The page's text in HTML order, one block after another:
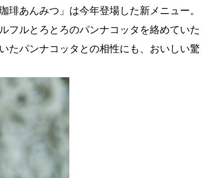
あんみつ」は今年登場した新メニュー。
フルとろとろのパンナコッタを絡めていた
たパンナコッタとの相性にも、おいしい驚